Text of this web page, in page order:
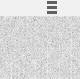
BR
Participe
à informação